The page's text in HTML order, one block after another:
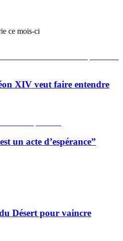
ce mois-ci
XIV veut faire entendre
un acte d’espérance”
Désert pour vaincre